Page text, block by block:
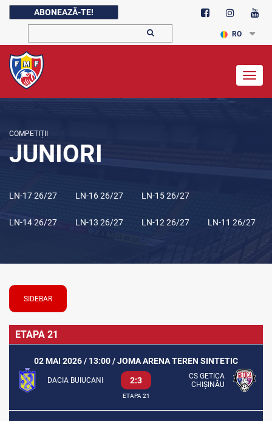
ABONEAZĂ-TE!
RO
COMPETIȚII
JUNIORI
LN-17 26/27 LN-16 26/27 LN-15 26/27
LN-14 26/27 LN-13 26/27 LN-12 26/27 LN-11 26/27
SIDEBAR
ETAPA 21
02 MAI 2026 / 13:00 / JOMA ARENA TEREN SINTETIC
DACIA BUIUCANI 2:3
CS GETICA
CHIȘINĂU
ETAPA 21